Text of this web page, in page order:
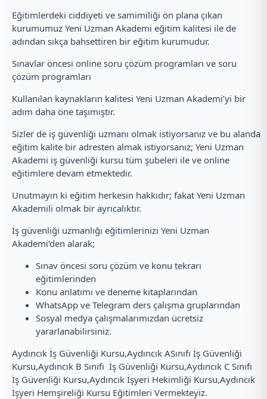
Eğitimlerdeki ciddiyeti ve samimiliği ön plana çıkan
kurumumuz Yeni Uzman Akademi eğitim kalitesi ile de
adından sıkça bahsettiren bir eğitim kurumudur.
Sınavlar öncesi online soru çözüm programları ve soru
çözüm programları
Kullanılan kaynakların kalitesi Yeni Uzman Akademi’yi bir
adım daha öne taşımıştır.
Sizler de iş güvenliği uzmanı olmak istiyorsanız ve bu alanda
eğitim kalite bir adresten almak istiyorsanız; Yeni Uzman
Akademi iş güvenliği kursu tüm şubeleri ile ve online
eğitimlere devam etmektedir.
Unutmayın ki eğitim herkesin hakkıdır; fakat Yeni Uzman
Akademili olmak bir ayrıcalıktır.
İş güvenliği uzmanlığı eğitimlerinizi Yeni Uzman
Akademi’den alarak;
Sınav öncesi soru çözüm ve konu tekrarı
eğitimlerinden
Konu anlatımı ve deneme kitaplarından
WhatsApp ve Telegram ders çalışma gruplarından
Sosyal medya çalışmalarımızdan ücretsiz
yararlanabilirsiniz.
Aydıncık İş Güvenliği Kursu,Aydıncık ASınıfı İş Güvenliği
Kursu,Aydıncık B Sınıfı İş Güvenliği Kursu,Aydıncık C Sınıfı
İş Güvenliği Kursu,Aydıncık İşyeri Hekimliği Kursu,Aydıncık
İşyeri Hemşireliği Kursu Eğitimleri Vermekteyiz.